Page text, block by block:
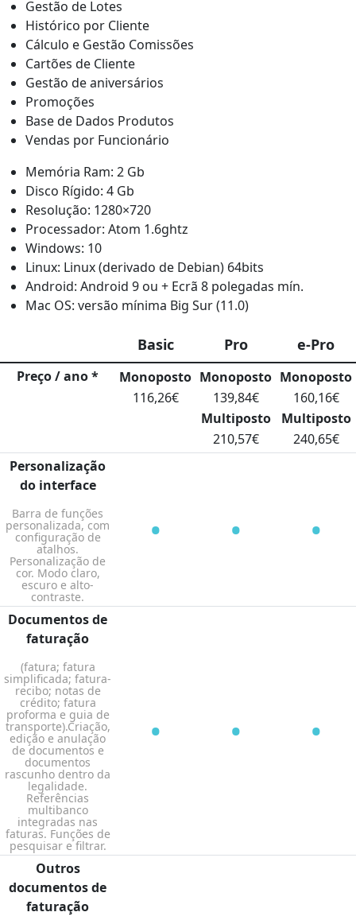
Gestão de Lotes
Histórico por Cliente
Cálculo e Gestão Comissões
Cartões de Cliente
Gestão de aniversários
Promoções
Base de Dados Produtos
Vendas por Funcionário
Memória Ram: 2 Gb
Disco Rígido: 4 Gb
Resolução: 1280×720
Processador: Atom 1.6ghtz
Windows: 10
Linux: Linux (derivado de Debian) 64bits
Android: Android 9 ou + Ecrã 8 polegadas mín.
Mac OS: versão mínima Big Sur (11.0)
Basic Pro e-Pro
Preço / ano *
Monoposto
116,26€
Monoposto
139,84€
Multiposto
210,57€
Monoposto
160,16€
Multiposto
240,65€
Personalização
do interface
Barra de funções
personalizada, com
configuração de
atalhos.
Personalização de
cor. Modo claro,
escuro e alto-
contraste.
• • •
Documentos de
faturação
(fatura; fatura
simplificada; fatura-
recibo; notas de
crédito; fatura
proforma e guia de
transporte).Criação,
edição e anulação
de documentos e
documentos
rascunho dentro da
legalidade.
Referências
multibanco
integradas nas
faturas. Funções de
pesquisar e filtrar.
• • •
Outros
documentos de
faturação